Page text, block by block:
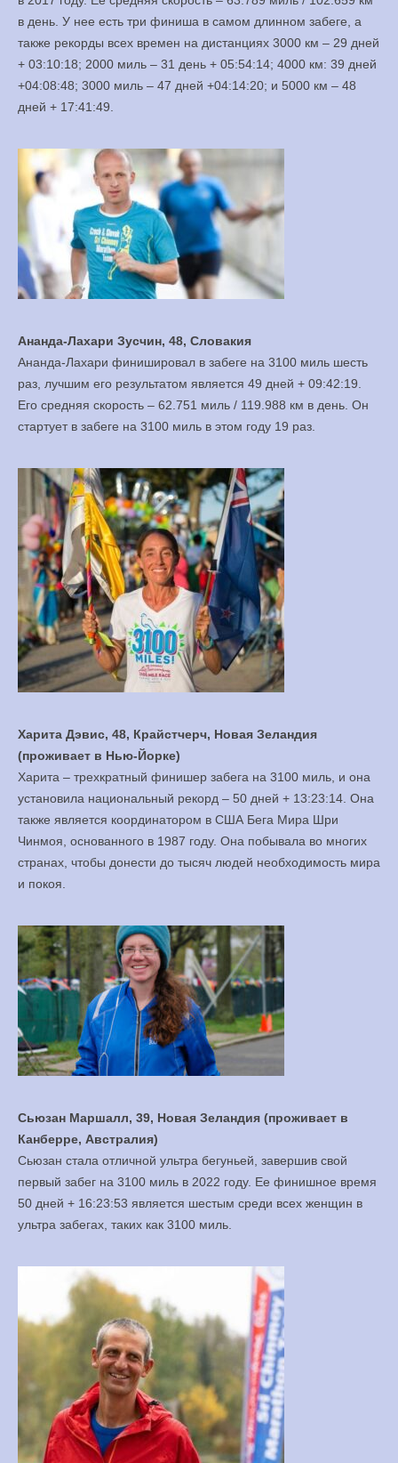
в день. У нее есть три финиша в самом длинном забеге, а
также рекорды всех времен на дистанциях 3000 км – 29 дней
+ 03:10:18; 2000 миль – 31 день + 05:54:14; 4000 км: 39 дней
+04:08:48; 3000 миль – 47 дней +04:14:20; и 5000 км – 48
дней + 17:41:49.
Ананда-Лахари Зусчин, 48, Словакия
Ананда-Лахари финишировал в забеге на 3100 миль шесть
раз, лучшим его результатом является 49 дней + 09:42:19.
Его средняя скорость – 62.751 миль / 119.988 км в день. Он
стартует в забеге на 3100 миль в этом году 19 раз.
Харита Дэвис, 48, Крайстчерч, Новая Зеландия
(проживает в Нью-Йорке)
Харита – трехкратный финишер забега на 3100 миль, и она
установила национальный рекорд – 50 дней + 13:23:14. Она
также является координатором в США Бега Мира Шри
Чинмоя, основанного в 1987 году. Она побывала во многих
странах, чтобы донести до тысяч людей необходимость мира
и покоя.
Сьюзан Маршалл, 39, Новая Зеландия (проживает в
Канберре, Австралия)
Сьюзан стала отличной ультра бегуньей, завершив свой
первый забег на 3100 миль в 2022 году. Ее финишное время
50 дней + 16:23:53 является шестым среди всех женщин в
ультра забегах, таких как 3100 миль.